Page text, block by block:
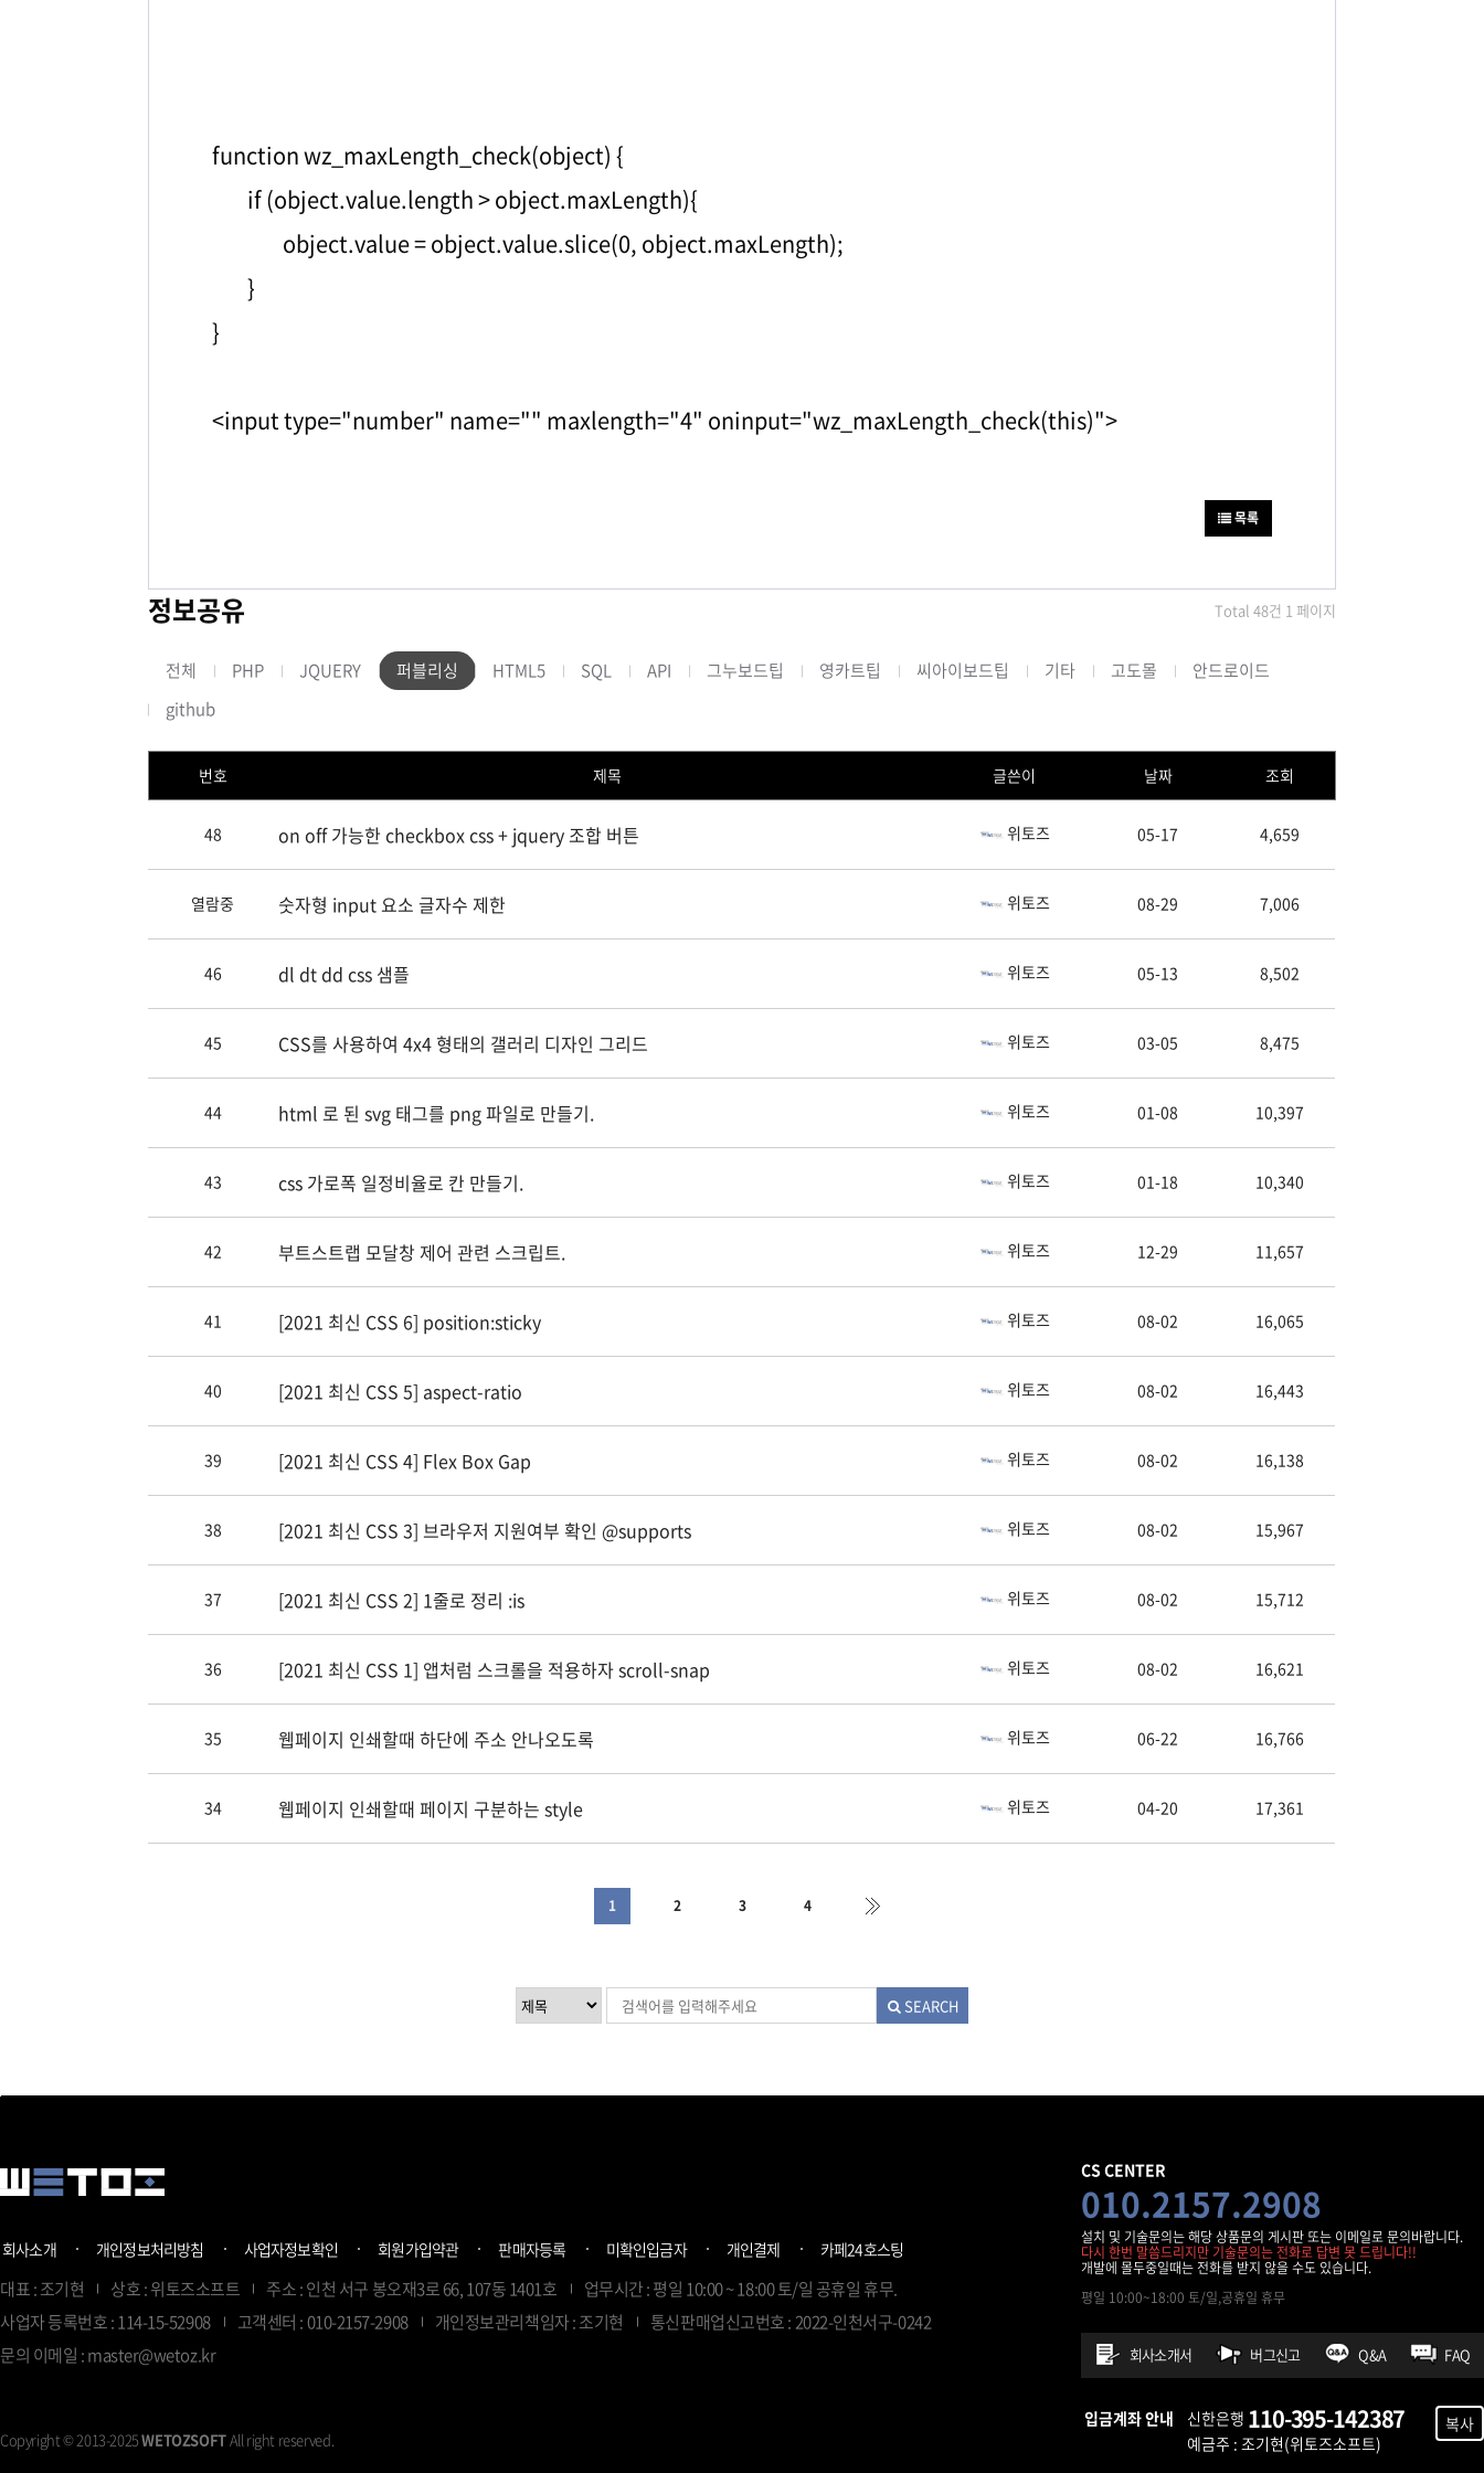
function wz_maxLength_check(object) {
if (object.value.length > object.maxLength){
object.value = object.value.slice(0, object.maxLength);
}
}
<input type="number" name="" maxlength="4" oninput="wz_maxLength_check(this)">
목록
정보공유 Total 48건 1 페이지
전체 PHP JQUERY 퍼블리싱 HTML5 SQL API 그누보드팁 영카트팁 씨아이보드팁 기타 고도몰
안드로이드
github
번호 제목 글쓴이 날짜 조회
48 on off 가능한 checkbox css + jquery 조합 버튼 위토즈 05-17 4,659
열람중 숫자형 input 요소 글자수 제한 위토즈 08-29 7,006
46 dl dt dd css 샘플 위토즈 05-13 8,502
45 CSS를 사용하여 4x4 형태의 갤러리 디자인 그리드 위토즈 03-05 8,475
44 html 로 된 svg 태그를 png 파일로 만들기. 위토즈 01-08 10,397
43 css 가로폭 일정비율로 칸 만들기. 위토즈 01-18 10,340
42 부트스트랩 모달창 제어 관련 스크립트. 위토즈 12-29 11,657
41 [2021 최신 CSS 6] position:sticky 위토즈 08-02 16,065
40 [2021 최신 CSS 5] aspect-ratio 위토즈 08-02 16,443
39 [2021 최신 CSS 4] Flex Box Gap 위토즈 08-02 16,138
38 [2021 최신 CSS 3] 브라우저 지원여부 확인 @supports 위토즈 08-02 15,967
37 [2021 최신 CSS 2] 1줄로 정리 :is 위토즈 08-02 15,712
36 [2021 최신 CSS 1] 앱처럼 스크롤을 적용하자 scroll-snap 위토즈 08-02 16,621
35 웹페이지 인쇄할때 하단에 주소 안나오도록 위토즈 06-22 16,766
34 웹페이지 인쇄할때 페이지 구분하는 style 위토즈 04-20 17,361
1 2 3 4
SEARCH
CS CENTER
010.2157.2908
설치 및 기술문의는 해당 상품문의 게시판 또는 이메일로 문의바랍니다.
다시 한번 말씀드리지만 기술문의는 전화로 답변 못 드립니다!!
개발에 몰두중일때는 전화를 받지 않을 수도 있습니다.
평일 10:00~18:00 토/일,공휴일 휴무
회사소개서 버그신고 Q&A FAQ
입금계좌 안내 신한은행 110-395-142387
복사
예금주 : 조기현(위토즈소프트)
회사소개 개인정보처리방침 사업자정보확인 회원가입약관 판매자등록 미확인입금자 개인결제 카페24호스팅
대표 : 조기현 상호 : 위토즈소프트 주소 : 인천 서구 봉오재3로 66, 107동 1401호
업무시간 : 평일 10:00 ~ 18:00 토/일 공휴일 휴무.
사업자 등록번호 : 114-15-52908
고객센터 : 010-2157-2908 개인정보관리책임자 : 조기현
통신판매업신고번호 : 2022-인천서구-0242
문의 이메일 : master@wetoz.kr
Copyright © 2013-2025WETOZSOFTAll right reserved.